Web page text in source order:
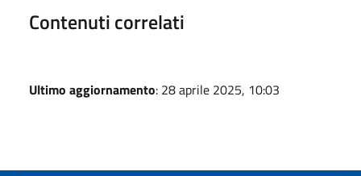
Contenuti correlati
Ultimo aggiornamento: 28 aprile 2025, 10:03